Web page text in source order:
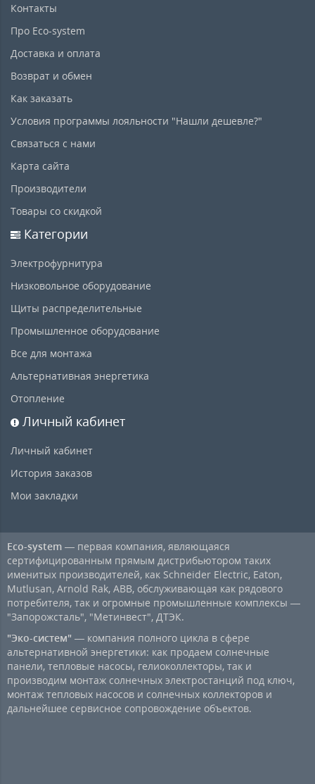
Контакты
Про Eco-system
Доставка и оплата
Возврат и обмен
Как заказать
Условия программы лояльности "Нашли дешевле?"
Связаться с нами
Карта сайта
Производители
Товары со скидкой
Категории
Электрофурнитура
Низковольное оборудование
Щиты распределительные
Промышленное оборудование
Все для монтажа
Альтернативная энергетика
Отопление
Личный кабинет
Личный кабинет
История заказов
Мои закладки
Eco-system — первая компания, являющаяся
сертифицированным прямым дистрибьютором таких
именитых производителей, как Schneider Electric, Eaton,
Mutlusan, Arnold Rak, ABB, обслуживающая как рядового
потребителя, так и огромные промышленные комплексы —
"Запорожсталь", "Метинвест", ДТЭК.
"Эко-систем" — компания полного цикла в сфере
альтернативной энергетики: как продаем солнечные
панели, тепловые насосы, гелиоколлекторы, так и
производим монтаж солнечных электростанций под ключ,
монтаж тепловых насосов и солнечных коллекторов и
дальнейшее сервисное сопровождение объектов.